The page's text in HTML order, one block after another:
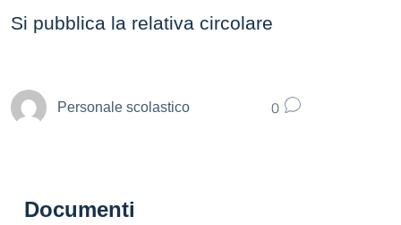
Si pubblica la relativa circolare
Personale scolastico 0
Documenti